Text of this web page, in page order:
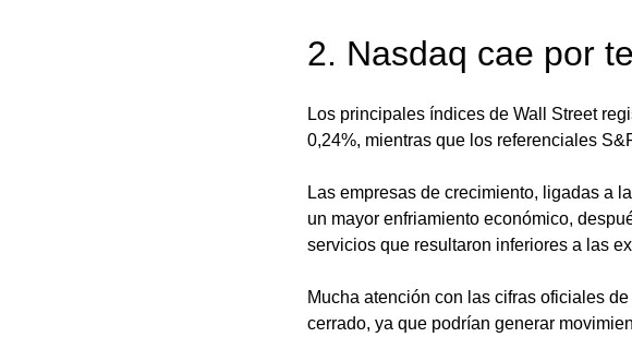
2. Nasdaq cae por
Los principales índices de Wall Street
0,24%, mientras que los referenciales
Las empresas de crecimiento, ligadas a
un mayor enfriamiento económico,
servicios que resultaron inferiores a las
Mucha atención con las cifras oficiales
cerrado, ya que podrían generar